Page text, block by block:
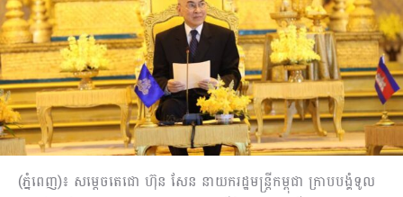
(ភ្នំពេញ)៖ សម្តេចតេជោ ហ៊ុន សែន នាយករដ្ឋមន្ត្រីកម្ពុជា ក្រាបបង្គំទូល